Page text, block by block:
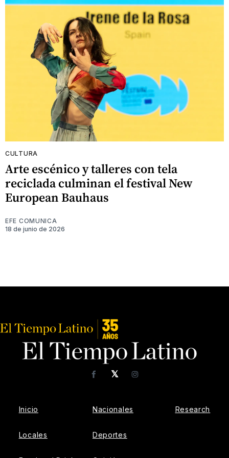
CULTURA
Arte escénico y talleres con tela
reciclada culminan el festival New
European Bauhaus
EFE COMUNICA
18 de junio de 2026
𝕏
FacebookInstagram
Inicio
Locales
Nacionales
Deportes
Research